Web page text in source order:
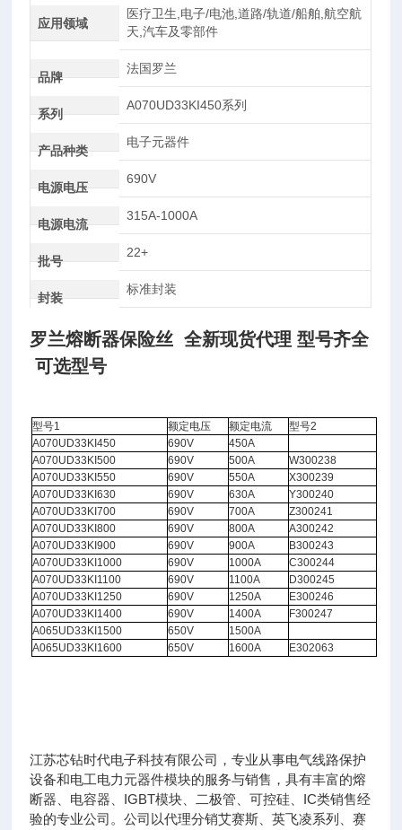
应用领域
医疗卫生,电子/电池,道路/轨道/船舶,航空航
天,汽车及零部件
品牌
法国罗兰
系列
A070UD33KI450系列
产品种类
电子元器件
电源电压
690V
电源电流
315A-1000A
批号
22+
封装
标准封装
罗兰熔断器保险丝 全新现货代理 型号齐全
可选型号
型号1 额定电压 额定电流
型号2
A070UD33KI450
690V
450A
A070UD33KI500
690V 500A
W300238
A070UD33KI550
690V 550A
X300239
A070UD33KI630
690V 630A
Y300240
A070UD33KI700
690V 700A
Z300241
A070UD33KI800
690V 800A
A300242
A070UD33KI900
690V 900A
B300243
A070UD33KI1000
690V 1000A
C300244
A070UD33KI1100
690V 1100A
D300245
A070UD33KI1250
690V 1250A
E300246
A070UD33KI1400
690V 1400A
F300247
A065UD33KI1500
650V
1500A
A065UD33KI1600
650V 1600A E302063
江苏芯钻时代电子科技有限公司，专业从事电气线路保护
设备和电工电力元器件模块的服务与销售，具有丰富的熔
断器、电容器、IGBT模块、二极管、可控硅、IC类销售经
验的专业公司。公司以代理分销艾赛斯、英飞凌系列、赛